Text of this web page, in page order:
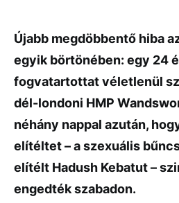
Újabb megdöbbentő hiba
egyik börtönében: egy 24
fogvatartottat véletlenül
dél-londoni HMP
néhány nappal azután,
elítéltet – a szexuális
elítélt Hadush Kebatut –
engedték szabadon.